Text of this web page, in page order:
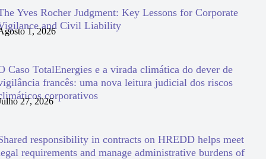
Yves Rocher Judgment: Key Lessons for Corporate
and Civil Liability
1, 2026
Caso TotalEnergies e a virada climática do dever de
francês: uma nova leitura judicial dos riscos
corporativos
27, 2026
responsibility in contracts on HREDD helps meet
requirements and manage administrative burdens of